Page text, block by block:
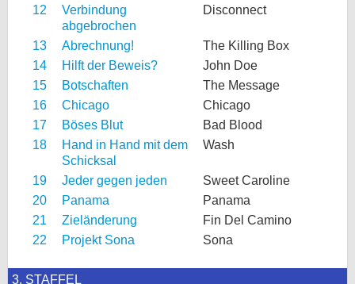
12
Verbindung
abgebrochen
Disconnect
13 Abrechnung!
The Killing Box
14
Hilft der Beweis?
John Doe
15
Botschaften
The Message
16
Chicago
Chicago
17
Böses Blut
Bad Blood
18
Hand in Hand mit dem
Schicksal
Wash
19 Jeder gegen jeden
Sweet Caroline
20
Panama
Panama
21
Zieländerung
Fin Del Camino
22
Projekt Sona Sona
3. STAFFEL